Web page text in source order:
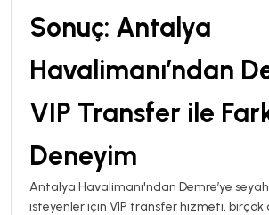
Sonuç: Antalya
Havalimanı’ndan
VIP Transfer ile
Deneyim
Antalya Havalimanı'ndan Demre’ye
isteyenler için VIP transfer hizmeti, birçok